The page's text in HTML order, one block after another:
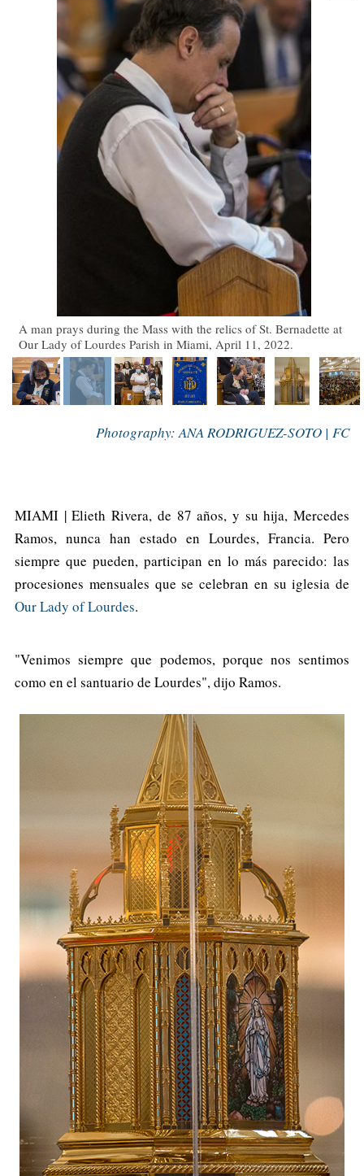
A man prays during the Mass with the relics of St. Bernadette at
Our Lady of Lourdes Parish in Miami, April 11, 2022.
Photography: ANA RODRIGUEZ-SOTO | FC
MIAMI | Elieth Rivera, de 87 años, y su hija, Mercedes
Ramos, nunca han estado en Lourdes, Francia. Pero
siempre que pueden, participan en lo más parecido: las
procesiones mensuales que se celebran en su iglesia de
Our Lady of Lourdes.
"Venimos siempre que podemos, porque nos sentimos
como en el santuario de Lourdes", dijo Ramos.